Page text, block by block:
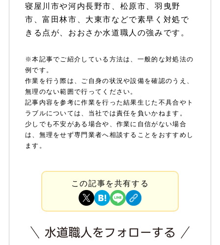
寝屋川市や河内長野市、松原市、羽曳野
市、富田林市、大東市などで素早く対処で
きる点が、おおさか水道職人の強みです。
※本記事でご紹介している方法は、一般的な対処法の
例です。
作業を行う際は、ご自身の状況や設備を確認のうえ、
無理のない範囲で行ってください。
記事内容を参考に作業を行った結果生じた不具合やト
ラブルについては、当社では責任を負いかねます。
少しでも不安がある場合や、作業に自信がない場合
は、無理をせず専門業者へ相談することをおすすめし
ます。
この記事を共有する